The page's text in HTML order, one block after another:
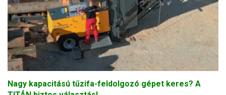
Nagy kapacitású tűzifa-feldolgozó gépet keres? A